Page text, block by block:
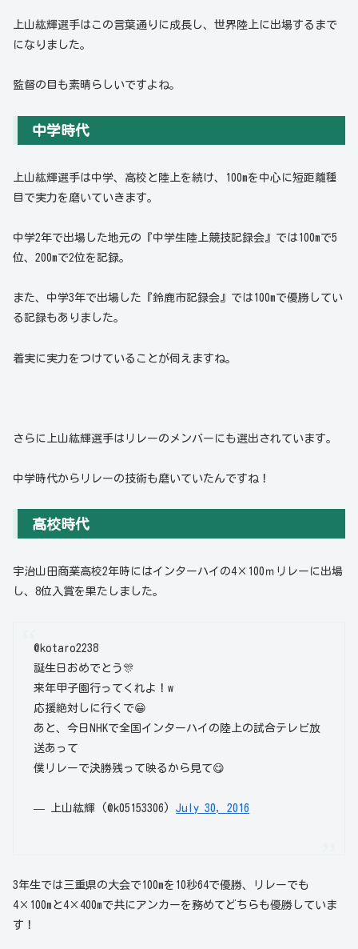
上山紘輝選手はこの言葉通りに成長し、世界陸上に出場するまで
になりました。
監督の目も素晴らしいですよね。
中学時代
上山紘輝選手は中学、高校と陸上を続け、100mを中心に短距離種
目で実力を磨いていきます。
中学2年で出場した地元の『中学生陸上競技記録会』では100mで5
位、200mで2位を記録。
また、中学3年で出場した『鈴鹿市記録会』では100mで優勝してい
る記録もありました。
着実に実力をつけていることが伺えますね。
さらに上山紘輝選手はリレーのメンバーにも選出されています。
中学時代からリレーの技術も磨いていたんですね！
高校時代
宇治山田商業高校2年時にはインターハイの4×100ｍリレーに出場
し、8位入賞を果たしました。
@kotaro2238
誕生日おめでとう🎊
来年甲子園行ってくれよ！w
応援絶対しに行くで😁
あと、今日NHKで全国インターハイの陸上の試合テレビ放
送あって
僕リレーで決勝残って映るから見て😋
— 上山紘輝 (@k05153306)July 30, 2016
3年生では三重県の大会で100mを10秒64で優勝、リレーでも
4×100mと4×400mで共にアンカーを務めてどちらも優勝していま
す！